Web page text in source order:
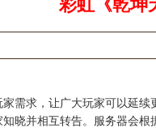
彩虹《乾坤
求，让广大玩家可以延续
晓并相互转告。服务器会